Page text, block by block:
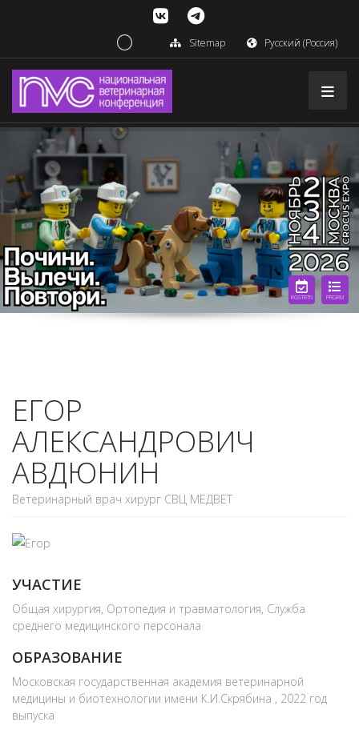
Sitemap Русский (Россия)
PRGRM
RGSTRTN
ЕГОР
АЛЕКСАНДРОВИЧ
АВДЮНИН
Ветеринарный врач хирург СВЦ МЕДВЕТ
УЧАСТИЕ
Общая хирургия, Ортопедия и травматология, Служба
среднего медицинского персонала
ОБРАЗОВАНИЕ
Московская государственная академия ветеринарной
медицины и биотехнологии имени К.И.Скрябина , 2022 год
выпуска